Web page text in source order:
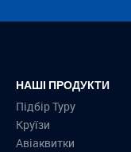
НАШІ ПРОДУКТИ
Підбір Туру
Круїзи
Авіаквитки